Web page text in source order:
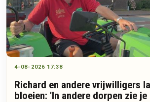
4-08-2026 17:38
Richard en andere vrijwilligers
bloeien: 'In andere dorpen zie